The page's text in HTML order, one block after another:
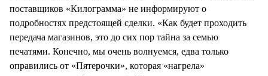
поставщиков «Килограмма» не информируют о
подробностях предстоящей сделки. «Как будет проходить
передача магазинов, это до сих пор тайна за семью
печатями. Конечно, мы очень волнуемся, едва только
оправились от «Пятерочки», которая «нагрела»